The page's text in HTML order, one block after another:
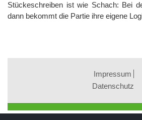
Stückeschreiben ist wie Schach: Bei
dann bekommt die Partie ihre eigene
Impressum
Datenschutz